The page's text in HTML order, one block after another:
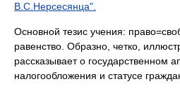
В.С.Нерсесянца".
Основной тезис учения:
равенство. Образно, четко,
рассказывает о государственном
налогообложения и статусе